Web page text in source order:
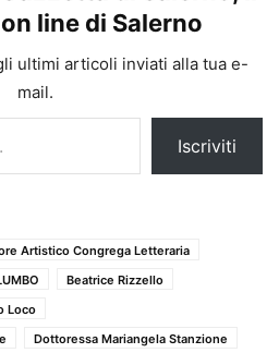
line di Salerno
ultimi articoli inviati alla tua e-
mail.
Iscriviti
Artistico Congrega Letteraria
Beatrice Rizzello
Loco
Dottoressa Mariangela Stanzione